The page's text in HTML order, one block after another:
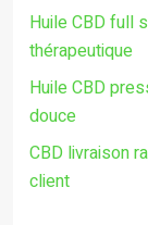
Huile CBD full
thérapeutique
Huile CBD
douce
CBD livraison
client